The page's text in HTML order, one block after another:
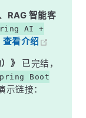
器
RAG 智能客
AI +
查看介绍
》
已完结，
Boot
示链接：